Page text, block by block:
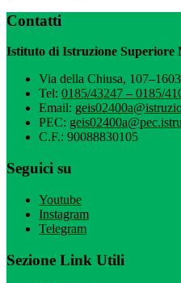
Contatti
Istituto di Istruzione Superiore
Via della Chiusa,
Tel: 0185/43247 – 0185/
Email:
PEC:
C.F.: 90088830105
Seguici su
Youtube
Instagram
Telegram
Sezione Link Utili